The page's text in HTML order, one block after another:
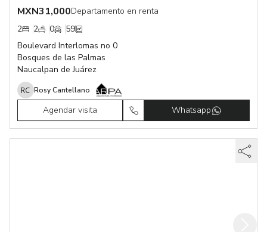
MXN31,000Departamento en renta
2
2 0
59
Boulevard Interlomas no 0
Bosques de las Palmas
Naucalpan de Juárez
Rosy Cantellano
Agendar visita Whatsapp